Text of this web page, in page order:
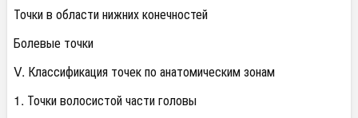
Точки в области нижних конечностей
Болевые точки
V. Классификация точек по анатомическим зонам
1. Точки волосистой части головы